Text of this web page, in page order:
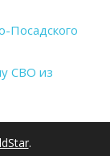
Посадского
СВО из
.